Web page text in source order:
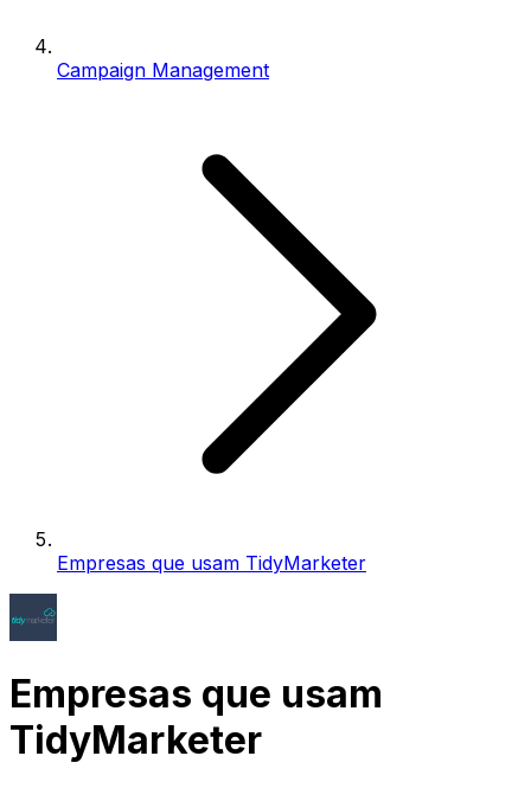
Campaign Management
Empresas que usam TidyMarketer
Empresas que usam
TidyMarketer